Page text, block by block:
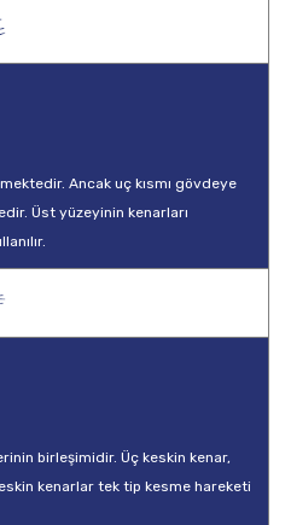
Ancak uç kısmı gövdeye
Üst yüzeyinin kenarları
birleşimidir. Üç keskin kenar,
kenarlar tek tip kesme hareketi